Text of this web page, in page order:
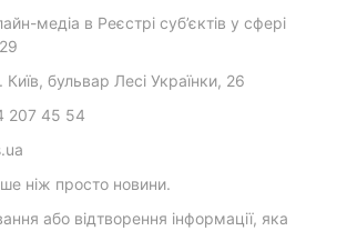
медіа в Реєстрі суб’єктів у сфері
бульвар Лесі Українки, 26
207 45 54
ніж просто новини.
або відтворення інформації, яка